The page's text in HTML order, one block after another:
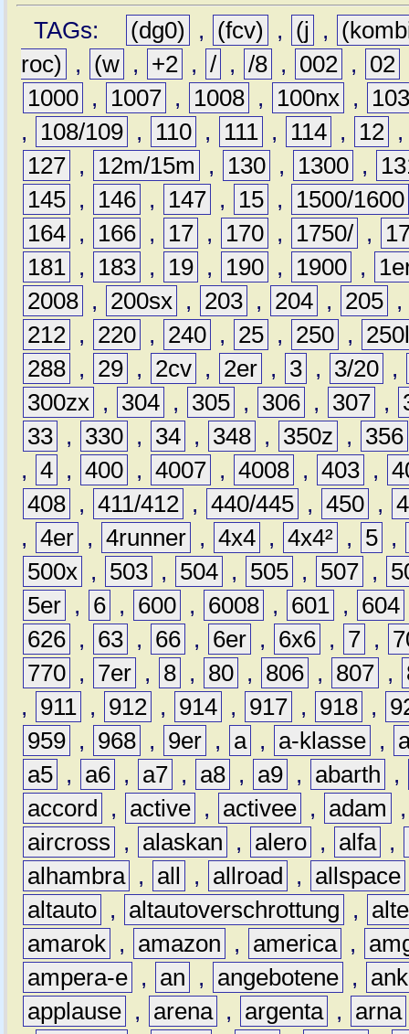
TAGs: (dg0) , (fcv) , (j ,
roc)
, (w , +2 , / , /8 , 002 , 02
1000 , 1007 , 1008 , 100nx ,
,
108/109 , 110 , 111 , 114 , 12
127 , 12m/15m , 130 , 1300 ,
145 , 146 , 147 , 15 ,
1500/1600
164 , 166 , 17 , 170 , 1750/ ,
181 , 183 , 19 , 190 , 1900 ,
2008 , 200sx , 203 , 204 , 205 ,
212 , 220 , 240 , 25 , 250 ,
288 , 29 , 2cv , 2er , 3 , 3/20 ,
300zx , 304 , 305 , 306 , 307 ,
33 , 330 , 34 , 348 , 350z ,
356
, 4 , 400 , 4007 , 4008 , 403 ,
408 , 411/412 , 440/445 , 450 ,
, 4er , 4runner , 4x4 , 4x4² , 5 ,
500x , 503 , 504 , 505 , 507 ,
5er , 6 , 600 , 6008 , 601 , 604
626 , 63 , 66 , 6er , 6x6 , 7 ,
770 , 7er , 8 , 80 , 806 , 807 ,
,
911 , 912 , 914 , 917 , 918 ,
959 , 968 , 9er , a , a-klasse ,
a5 , a6 , a7 , a8 , a9 , abarth
,
accord
, active , activee , adam
aircross
, alaskan , alero , alfa ,
alhambra , all , allroad , allspace
altauto , altautoverschrottung ,
amarok , amazon , america ,
ampera-e , an , angebotene ,
applause , arena , argenta , arna